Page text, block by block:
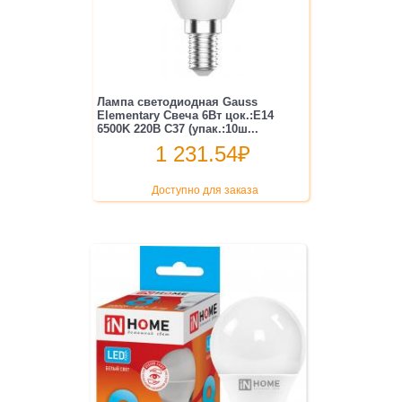
Лампа светодиодная Gauss
Elementary Свеча 6Вт цок.:E14
6500K 220B C37 (упак.:10ш...
1 231.54₽
Доступно для заказа